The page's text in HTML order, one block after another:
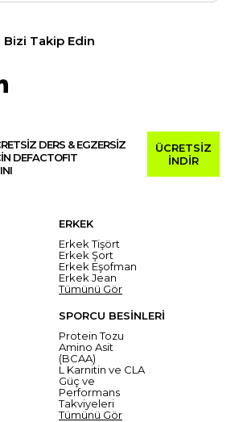
Bizi Takip Edin
DERS & EGZERSİZ
DEFACTOFIT
ÜCRETSİZ
İNDİR
ERKEK
Erkek Tişört
Erkek Şort
Erkek Eşofman
Erkek Jean
Tümünü Gör
SPORCU BESİNLERİ
Protein Tozu
Amino Asit
(BCAA)
L Karnitin ve CLA
Güç ve
Performans
Takviyeleri
Tümünü Gör